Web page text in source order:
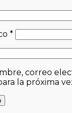
*
correo
la próxima